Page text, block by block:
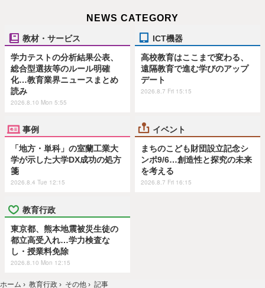
NEWS CATEGORY
教材・サービス
学力テストの分析結果公表、
総合型選抜等のルール明確
化…教育業界ニュースまとめ
読み
2026.8.10 Mon 5:55
ICT機器
高校教育はここまで変わる、
遠隔教育で進む学びのアップ
デート
2026.8.7 Fri 15:15
事例
「地方・単科」の室蘭工業大
学が示した大学DX成功の処方
箋
2026.8.4 Tue 12:15
イベント
まちのこども財団設立記念シ
ンポ9/6…創造性と探究の未来
を考える
2026.8.7 Fri 16:15
教育行政
東京都、熊本地震被災生徒の
都立高受入れ…学力検査な
し・授業料免除
2026.8.10 Mon 12:15
ホーム › 教育行政 › その他 › 記事